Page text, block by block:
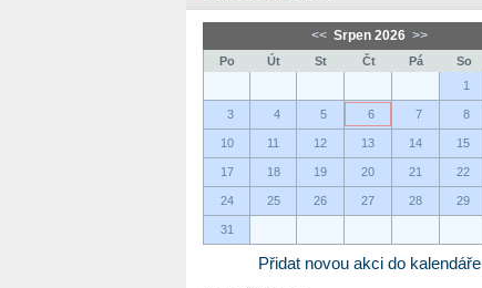
<< Srpen 2026 >>
Po Út St Čt Pá So
1
3 4 5 6 7 8
10 11 12 13 14 15
17 18 19 20 21 22
24 25 26 27 28 29
31
Přidat novou akci do kalendáře